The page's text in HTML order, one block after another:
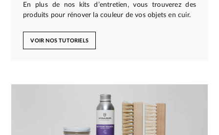
En plus de nos kits d’entretien, vous trouverez des
produits pour rénover la couleur de vos objets en cuir.
VOIR NOS TUTORIELS